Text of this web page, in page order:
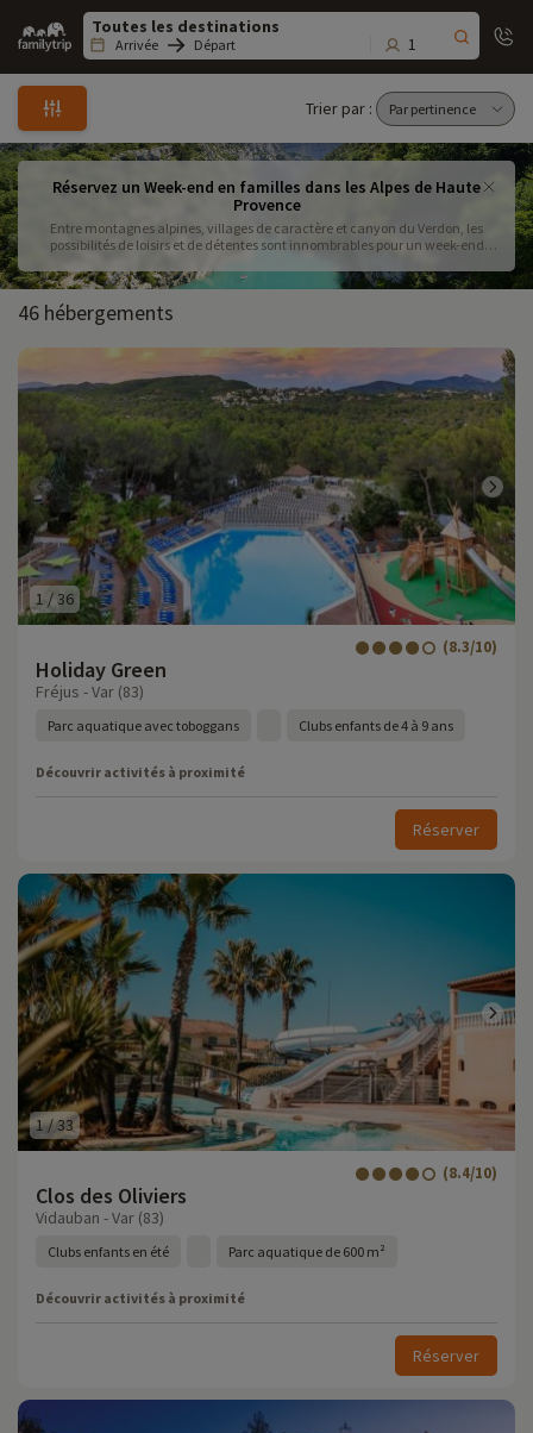
Family
trip
Arrivée Départ 1
Trier par :
Réservez un Week-end en familles dans les Alpes de Haute
Provence
Entre montagnes alpines, villages de caractère et canyon du Verdon, les
possibilités de loisirs et de détentes sont innombrables pour un week-end
grande richesse vous offre une mosaïque de paysages .
46 hébergements
1 /36
Holiday Green
(8.3/10)
Fréjus - Var (83)
Parc aquatique avec toboggans Clubs enfants de 4 à 9 ans
Découvrir activités à proximité
Réserver
1/33
Clos des Oliviers
(8.4/10)
Vidauban - Var (83)
Clubs enfants en été Parc aquatique de 600 m²
Découvrir activités à proximité
Réserver